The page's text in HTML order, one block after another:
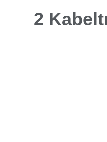
2
Bildergalerie